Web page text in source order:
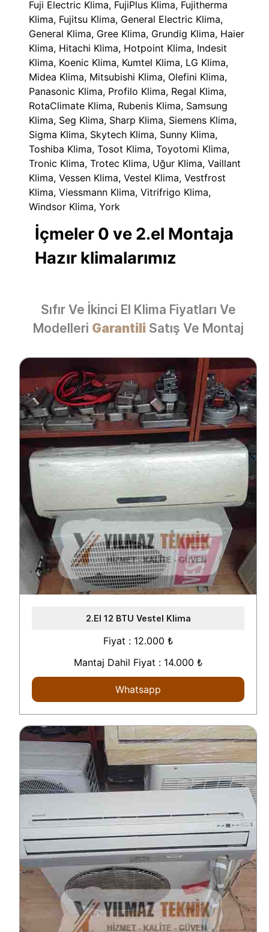
Fuji Electric Klima, FujiPlus Klima, Fujitherma
Klima, Fujitsu Klima, General Electric Klima,
General Klima, Gree Klima, Grundig Klima, Haier
Klima, Hitachi Klima, Hotpoint Klima, Indesit
Klima, Koenic Klima, Kumtel Klima, LG Klima,
Midea Klima, Mitsubishi Klima, Olefini Klima,
Panasonic Klima, Profilo Klima, Regal Klima,
RotaClimate Klima, Rubenis Klima, Samsung
Klima, Seg Klima, Sharp Klima, Siemens Klima,
Sigma Klima, Skytech Klima, Sunny Klima,
Toshiba Klima, Tosot Klima, Toyotomi Klima,
Tronic Klima, Trotec Klima, Uğur Klima, Vaillant
Klima, Vessen Klima, Vestel Klima, Vestfrost
Klima, Viessmann Klima, Vitrifrigo Klima,
Windsor Klima, York
İçmeler 0 ve 2.el Montaja
Hazır klimalarımız
Sıfır Ve İkinci El Klima Fiyatları Ve
Modelleri Garantili Satış Ve Montaj
2.El 12 BTU Vestel Klima
Fiyat : 12.000 ₺
Mantaj Dahil Fiyat : 14.000 ₺
Whatsapp